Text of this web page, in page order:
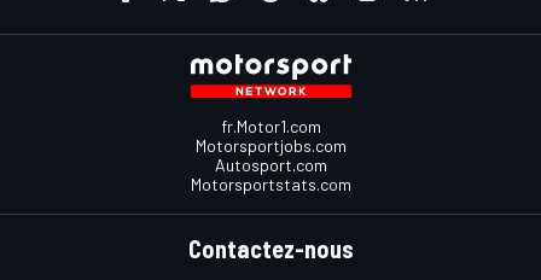
fr.Motor1.com
Motorsportjobs.com
Autosport.com
Motorsportstats.com
Contactez-nous